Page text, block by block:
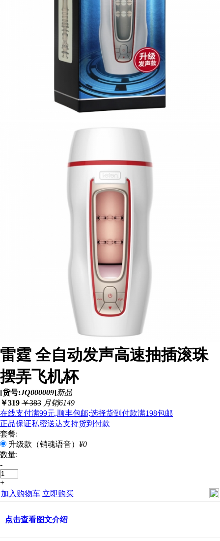
雷霆 全自动发声高速抽插滚珠
摆弄飞机杯
[货号:JQ000009]新品
￥319 ￥383 月销6149
在线支付满99元,顺丰包邮;选择货到付款满198包邮
正品保证私密送达支持货到付款
套餐:
升级款（销魂语音） ¥0
数量:
-
+
加入购物车 立即购买
点击查看图文介绍